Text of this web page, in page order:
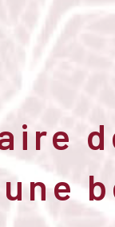
une